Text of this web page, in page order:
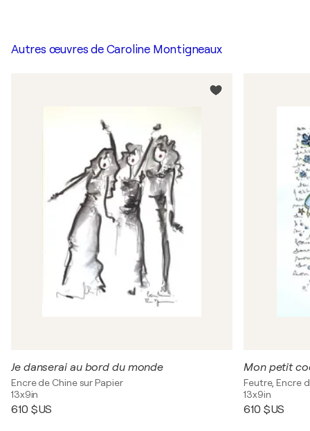
Autres œuvres de Caroline Montigneaux
Je danserai au bord du monde
Encre de Chine sur Papier
13x9in
610 $US
Mon petit
Feutre, Encre
13x9in
610 $US